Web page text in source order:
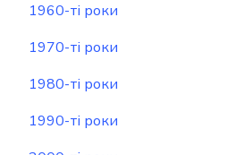
1960-ті роки
1970-ті роки
1980-ті роки
1990-ті роки